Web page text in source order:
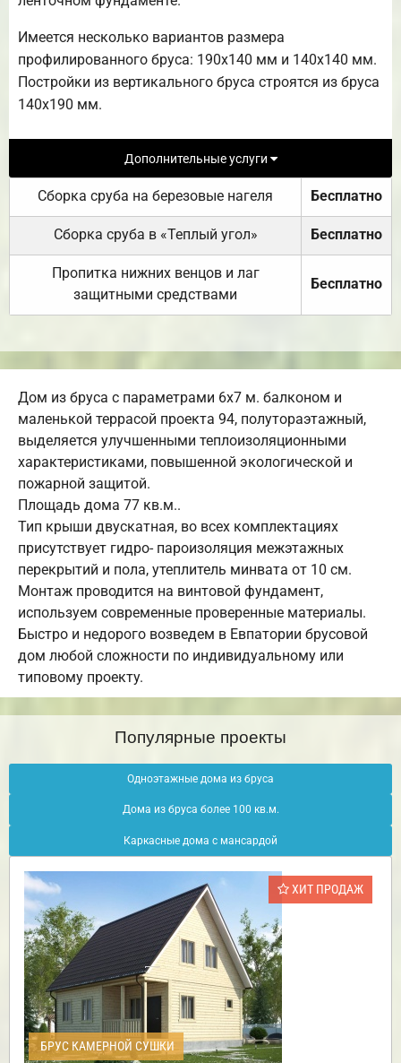
Имеется несколько вариантов размера
профилированного бруса: 190х140 мм и 140х140 мм.
Постройки из вертикального бруса строятся из бруса
140х190 мм.
Дополнительные услуги
Сборка сруба на березовые нагеля Бесплатно
Сборка сруба в «Теплый угол» Бесплатно
Пропитка нижних венцов и лаг
защитными средствами
Бесплатно
Дом из бруса с параметрами 6х7 м. балконом и
маленькой террасой проекта 94, полутораэтажный,
выделяется улучшенными теплоизоляционными
характеристиками, повышенной экологической и
пожарной защитой.
Площадь дома 77 кв.м..
Тип крыши двускатная, во всех комплектациях
присутствует гидро- пароизоляция межэтажных
перекрытий и пола, утеплитель минвата от 10 см.
Монтаж проводится на винтовой фундамент,
используем современные проверенные материалы.
Быстро и недорого возведем в Евпатории брусовой
дом любой сложности по индивидуальному или
типовому проекту.
Популярные проекты
Одноэтажные дома из бруса
Дома из бруса более 100 кв.м.
Каркасные дома с мансардой
ХИТ ПРОДАЖ
БРУС КАМЕРНОЙ СУШКИ